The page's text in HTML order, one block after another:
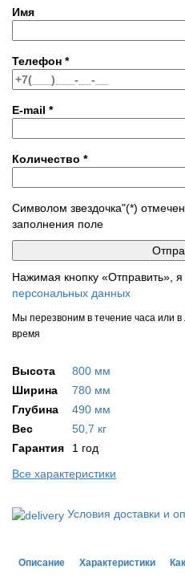
Имя
Телефон *
E-mail *
Количество *
Символом звездочка"(*)
заполнения поле
Нажимая кнопку «Отправить»,
персональных данных
Мы перезвоним в течение часа или
время
Высота
800 мм
Ширина
780 мм
Глубина
490 мм
Вес
50,7 кг
Гарантия
1 год
Все характеристики
Условия доставки и
Описание Характеристики